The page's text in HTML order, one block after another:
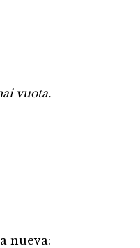
vuota.
nueva: